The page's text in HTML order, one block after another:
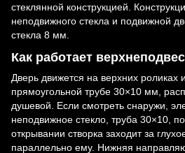
стеклянной конструкцией.
неподвижного стекла и подвижной
стекла 8 мм.
Как работает
Дверь движется на верхних
прямоугольной трубе 30×10 мм,
душевой. Если смотреть снаружи,
неподвижное стекло, труба 30×10,
открывании створка заходит за
параллельно ему. Нижняя